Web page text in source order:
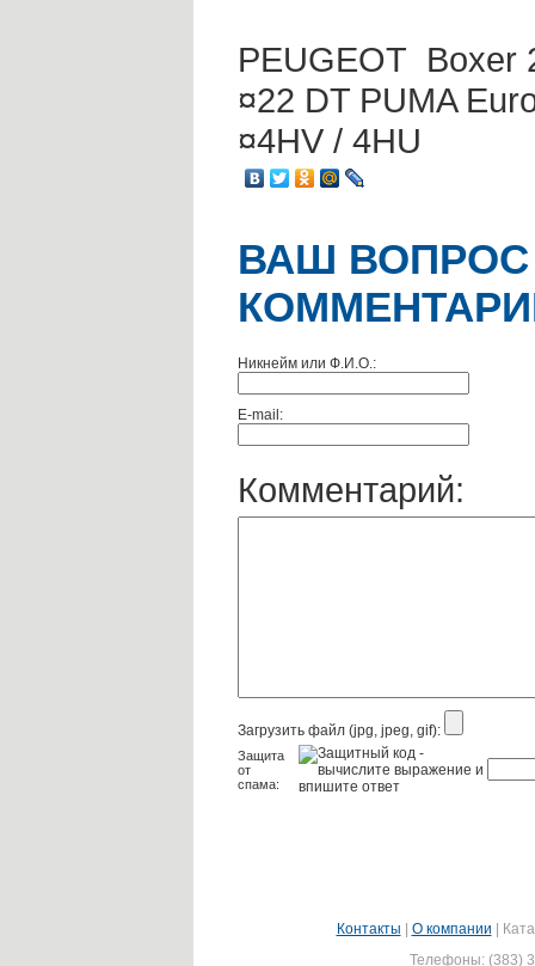
PEUGEOT Boxer
¤22 DT PUMA
¤4HV / 4HU
ВАШ
Никнейм или Ф.И.О.:
E-mail:
Комментарий:
Загрузить файл (jpg, jpeg, gif):
Защита
от
спама:
Контакты О компании
Телефоны: (383)